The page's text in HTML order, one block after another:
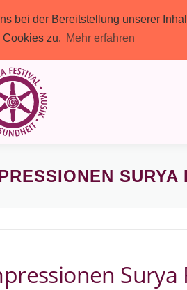
bei der Bereitstellung unserer
zu. Mehr erfahren
SURYA
Surya